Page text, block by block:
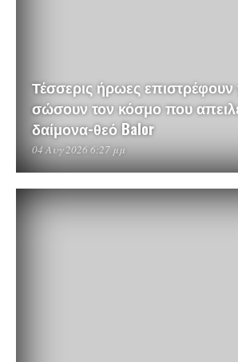
Τέσσερις ήρωες επιστρέφουν
σώσουν τον κόσμο που
δαίμονα-θεό Balor
04 Αυγ 2026 6:27 μμ